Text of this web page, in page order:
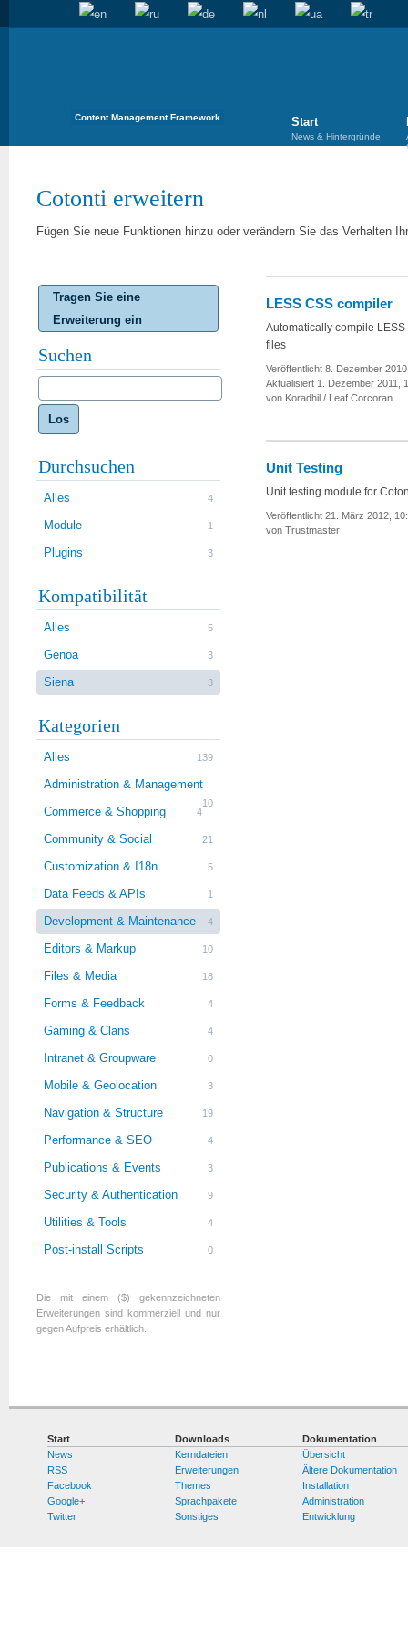
Content Management Framework Start
News & Hintergründe
Cotonti erweitern
Fügen Sie neue Funktionen hinzu oder verändern Sie das Verhalten
Tragen Sie eine
Erweiterung ein
Suchen
Los
Durchsuchen
Alles 4
Module 1
Plugins 3
Kompatibilität
Alles 5
Genoa 3
Siena 3
Kategorien
Alles 139
Administration & Management
10
Commerce & Shopping 4
Community & Social 21
Customization & I18n 5
Data Feeds & APIs 1
Development & Maintenance 4
Editors & Markup 10
Files & Media 18
Forms & Feedback 4
Gaming & Clans 4
Intranet & Groupware 0
Mobile & Geolocation 3
Navigation & Structure 19
Performance & SEO 4
Publications & Events 3
Security & Authentication 9
Utilities & Tools 4
Post-install Scripts 0
Die mit einem ($) gekennzeichneten
Erweiterungen sind kommerziell und nur
gegen Aufpreis erhältlich.
LESS CSS compiler
Automatically compile LESS
files
Veröffentlicht 8. Dezember
Aktualisiert 1. Dezember 2011,
von Koradhil / Leaf Corcoran
Unit Testing
Unit testing module for
Veröffentlicht 21. März 2012,
von Trustmaster
Start
News
RSS
Facebook
Google+
Twitter
Downloads
Kerndateien
Erweiterungen
Themes
Sprachpakete
Sonstiges
Dokumentation
Übersicht
Ältere Dokumentation
Installation
Administration
Entwicklung